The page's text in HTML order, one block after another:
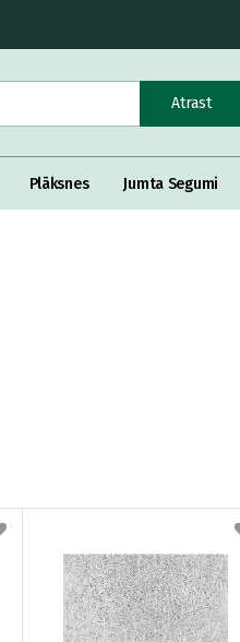
Atrast
Plāksnes Jumta Segumi